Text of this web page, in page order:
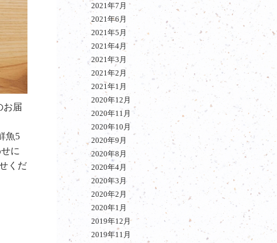
お届
魚5
に
くだ
2021年7月
2021年6月
2021年5月
2021年4月
2021年3月
2021年2月
2021年1月
2020年12月
2020年11月
2020年10月
2020年9月
2020年8月
2020年4月
2020年3月
2020年2月
2020年1月
2019年12月
2019年11月